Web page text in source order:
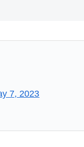
7, 2023